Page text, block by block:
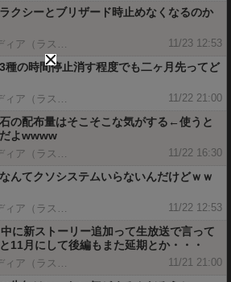
ラクシーとブリザード時止めなくなるのか
11/23 12:53
ラストクラウディア（ラスクラ）攻略まとめGS
3種の時間停止消す程度でも二ヶ月先ってど
11/22 21:00
ラストクラウディア（ラスクラ）攻略まとめGS
石の配布量はそこそこな気がする←使うと
よwwww
11/22 16:30
ラストクラウディア（ラスクラ）攻略まとめGS
なんてクソシステムいらないんだけどｗｗ
11/22 12:53
ラストクラウディア（ラスクラ）攻略まとめGS
中に新ストーリー追加って生放送で言って
11月にして後編もまた延期とか・・・
11/21 21:00
ラストクラウディア（ラスクラ）攻略まとめGS